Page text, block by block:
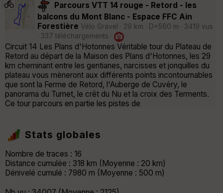
Parcours VTT 14 rouge - Retord - les
balcons du Mont Blanc - Espace FFC Ain
Forestière Vélo Gravel · 29 km · D+560 m · 3419 vus
· 337 téléchargements ·
·
Circuit 14 Les Plans d'Hotonnes Véritable tour du Plateau de
Retord au départ de la Maison des Plans d'Hotonnes, les 29
km cheminant entre les gentianes, narcisses et jonquilles du
plateau vous mèneront aux différents points incontournables
que sont la Ferme de Retord, l'Auberge de Cuvéry, le
panorama du Tumet, le crêt du Nu et la croix des Terments.
Ce tour parcours en partie les pistes de
Stats globales
Nombre de traces : 16
Distance cumulée : 318 km (Moyenne : 20 km)
Dénivelé cumulé : 7980 m (Moyenne : 500 m)